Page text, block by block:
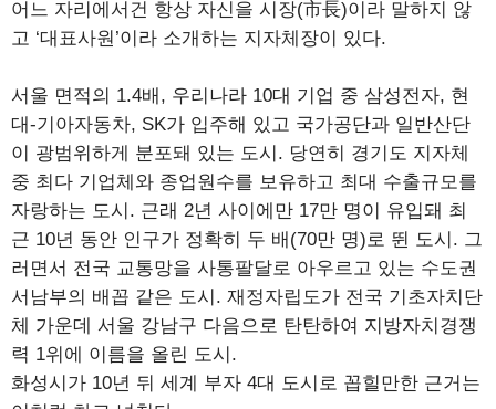
어느 자리에서건 항상 자신을 시장(市長)이라 말하지 않
고 ‘대표사원’이라 소개하는 지자체장이 있다.
서울 면적의 1.4배, 우리나라 10대 기업 중 삼성전자, 현
대-기아자동차, SK가 입주해 있고 국가공단과 일반산단
이 광범위하게 분포돼 있는 도시. 당연히 경기도 지자체
중 최다 기업체와 종업원수를 보유하고 최대 수출규모를
자랑하는 도시. 근래 2년 사이에만 17만 명이 유입돼 최
근 10년 동안 인구가 정확히 두 배(70만 명)로 뛴 도시. 그
러면서 전국 교통망을 사통팔달로 아우르고 있는 수도권
서남부의 배꼽 같은 도시. 재정자립도가 전국 기초자치단
체 가운데 서울 강남구 다음으로 탄탄하여 지방자치경쟁
력 1위에 이름을 올린 도시.
화성시가 10년 뒤 세계 부자 4대 도시로 꼽힐만한 근거는